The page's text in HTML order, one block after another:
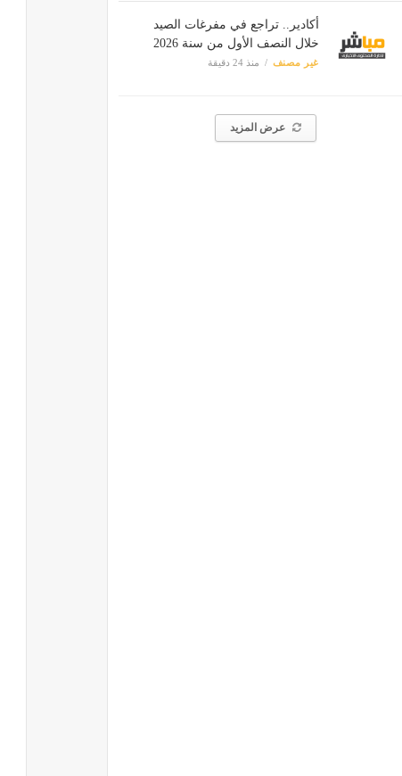
أكادير.. تراجع في مفرغات الصيد
خلال النصف الأول من سنة 2026
غير مصنف منذ 24 دقيقة
عرض المزيد